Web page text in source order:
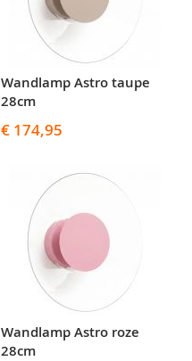
Wandlamp Astro taupe
28cm
€ 174,95
Wandlamp Astro roze
28cm